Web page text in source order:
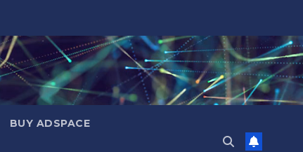
BUY ADSPACE